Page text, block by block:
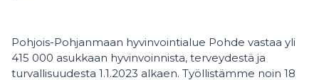
Pohjois-Pohjanmaan hyvinvointialue Pohde vastaa yli
415 000 asukkaan hyvinvoinnista, terveydestä ja
turvallisuudesta 1.1.2023 alkaen. Työllistämme noin 18